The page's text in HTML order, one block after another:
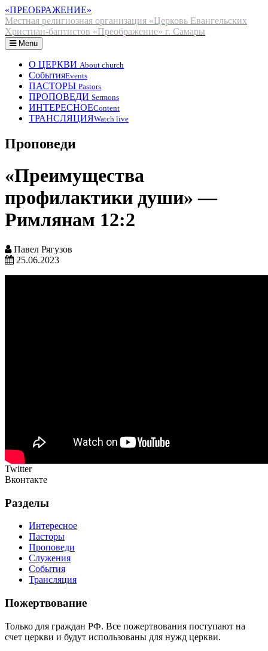
«ПРЕОБРАЖЕНИЕ»
Местная религиозная организация «Церковь Евангельских
Христиан-баптистов «Преображение» г. Самары
Menu
О ЦЕРКВИ About church
СобытияEvents
ПАСТОРЫ Pastors
ПРОПОВЕДИ Sermons
ИНТЕРЕСНОЕContent
ТРАНСЛЯЦИЯWatch live
Проповеди
«Преимущества
профилактики души» —
Римлянам 12:2
Павел Рягузов
25.06.2023
Twitter
Вконтакте
Разделы
Интересное
Пасторы
Проповеди
Служения
События
Трансляция
Пожертвование
Только для граждан РФ. Все пожертвования поступают на
счет церкви и будут использованы для нужд церкви.